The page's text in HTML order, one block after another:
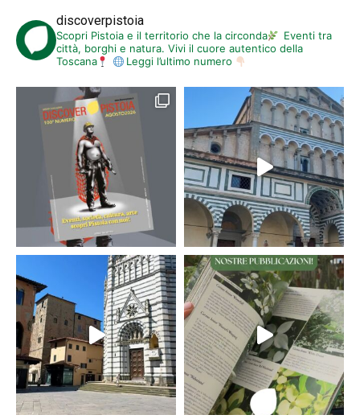
discoverpistoia
Scopri Pistoia e il territorio che la circonda
Eventi tra
città, borghi e natura. Vivi il cuore autentico della
Toscana
Leggi l’ultimo numero